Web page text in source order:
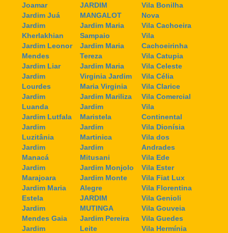
Joamar
Jardim Juá
Jardim
Kherlakhian
Jardim Leonor
Mendes
Jardim Liar
Jardim
Lourdes
Jardim
Luanda
Jardim Lutfala
Jardim
Luzitânia
Jardim
Manacá
Jardim
Marajoara
Jardim Maria
Estela
Jardim
Mendes Gaia
Jardim
JARDIM
MANGALOT
Jardim Maria
Sampaio
Jardim Maria
Tereza
Jardim Maria
Virginia Jardim
Maria Virginia
Jardim Mariliza
Jardim
Maristela
Jardim
Martinica
Jardim
Mitusani
Jardim Monjolo
Jardim Monte
Alegre
JARDIM
MUTINGA
Jardim Pereira
Leite
Vila Bonilha
Nova
Vila Cachoeira
Vila
Cachoeirinha
Vila Catupia
Vila Celeste
Vila Célia
Vila Clarice
Vila Comercial
Vila
Continental
Vila Dionísia
Vila dos
Andrades
Vila Ede
Vila Ester
Vila Fiat Lux
Vila Florentina
Vila Genioli
Vila Gouveia
Vila Guedes
Vila Hermínia